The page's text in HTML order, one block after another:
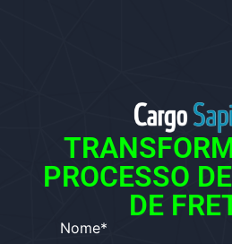
PROCESSO
DE
Nome*